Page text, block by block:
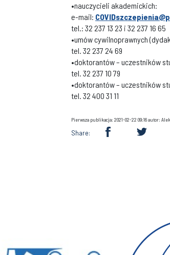
•nauczycieli akademickich:
e-mail:
tel.: 32 237 13 23 i 32 237 16 65
•umów cywilnoprawnych
tel. 32 237 24 69
•doktorantów – uczestników
tel. 32 237 10 79
•doktorantów – uczestników
tel. 32 400 31 11
Pierwsza publikacja: 2021-02-22 09:16 autor:
Share: